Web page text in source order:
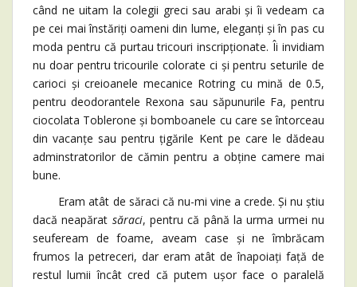
când ne uitam la colegii greci sau arabi și îi vedeam ca
pe cei mai înstăriți oameni din lume, eleganți și în pas cu
moda pentru că purtau tricouri inscripționate. Îi invidiam
nu doar pentru tricourile colorate ci și pentru seturile de
carioci și creioanele mecanice Rotring cu mină de 0.5,
pentru deodorantele Rexona sau săpunurile Fa, pentru
ciocolata Toblerone și bomboanele cu care se întorceau
din vacanțe sau pentru țigările Kent pe care le dădeau
adminstratorilor de cămin pentru a obține camere mai
bune.
Eram atât de săraci că nu-mi vine a crede. Și nu știu
dacă neapărat săraci, pentru că până la urma urmei nu
seufeream de foame, aveam case și ne îmbrăcam
frumos la petreceri, dar eram atât de înapoiați față de
restul lumii încât cred că putem ușor face o paralelă